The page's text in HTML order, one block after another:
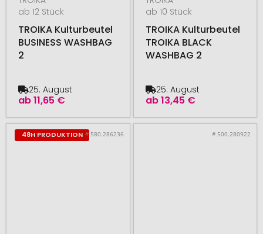
ab 12 Stück
TROIKA Kulturbeutel
BUSINESS WASHBAG
2
ab11,65 €
25. August
ab 10 Stück
TROIKA Kulturbeutel
TROIKA BLACK
WASHBAG 2
ab13,45 €
25. August
48H PRODUKTION # 580.286236 # 500.280922